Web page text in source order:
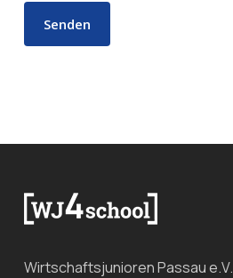
Wirtschaftsjunioren Passau e.V.